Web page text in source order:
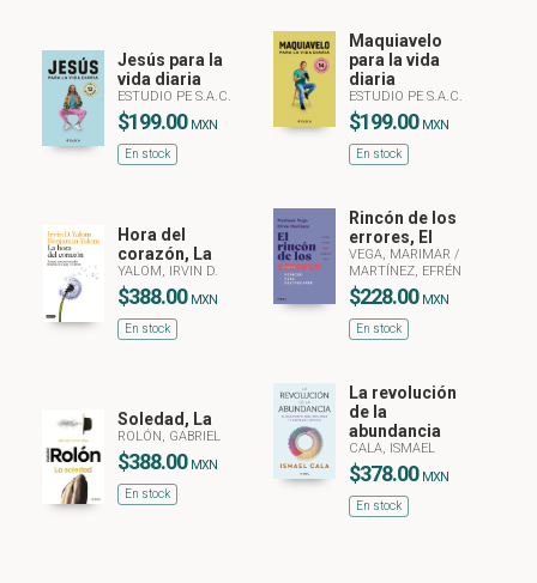
Jesús para la
vida diaria
ESTUDIO PE S.A.C.
$199.00 MXN
En stock
Maquiavelo
para la vida
diaria
ESTUDIO PE S.A.C.
$199.00 MXN
En stock
Hora del
corazón, La
YALOM, IRVIN D.
$388.00 MXN
En stock
Rincón de los
errores, El
VEGA, MARIMAR/
MARTÍNEZ, EFRÉN
$228.00 MXN
En stock
Soledad, La
ROLÓN, GABRIEL
$388.00 MXN
En stock
La revolución
de la
abundancia
CALA, ISMAEL
$378.00 MXN
En stock